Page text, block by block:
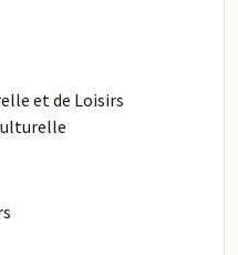
et de Loisirs